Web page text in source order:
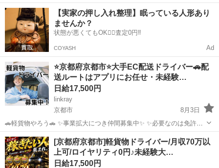
個人宅への配達ではなく、**企業様への配送がメイン**なので、不在に
よる再配達の心配がありません！ 荷物も比較的小さなものが中心なの
で、**女性の方...
京都 京都市 西大路駅 ドライバー 荷物
【実家の押し入れ整理】眠っている人形あり
ませんか？
状態が悪くてもOK🙆‍♀️査定0円‼️
COYASH Ad
⭐️京都府京都市⭐️大手EC配送ドライバー🚗配
送ルートはアプリにお任せ・未経験…
日給17,500円
linkray
京都市
8月3日
🚗軽貨物やろう🚗 ✨事業拡大につき仲間募集中✨ ✨必要なのは免許と
スマートフォンとやる気だけ✨ ✨軽くて小さい荷物がメインだから体
に優しい😂 ✨幅広い年齢の方、男女問わず活躍できます💪 ✨完全未経
験者、初心...
京都 京都市 ドライバー 荷物
[京都府京都市]軽貨物ドライバー/月収70万以
上可/ロイヤリティ0円♪未経験大…
日給17,500円